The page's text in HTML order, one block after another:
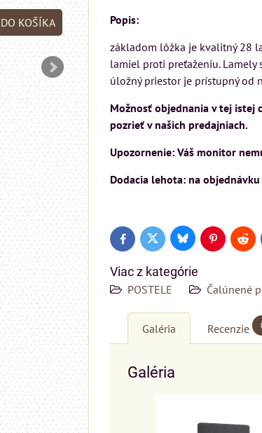
Popis:
základom lôžka je kvalitný 28
lamiel proti preťaženiu. Lamely
úložný priestor je prístupný od
Možnosť objednania v tej istej
pozrieť v našich predajniach.
Upozornenie: Váš monitor
Dodacia lehota: na
FacebookTwitter BlueskyPinterestReddit
Viac z kategórie
POSTELE Čalúnené
Galéria Recenzie
Galéria